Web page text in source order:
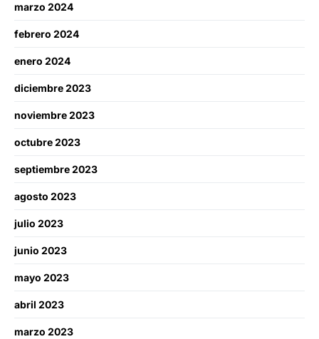
marzo 2024
febrero 2024
enero 2024
diciembre 2023
noviembre 2023
octubre 2023
septiembre 2023
agosto 2023
julio 2023
junio 2023
mayo 2023
abril 2023
marzo 2023